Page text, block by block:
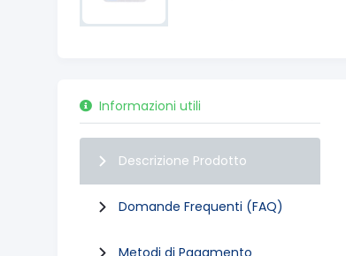
Informazioni utili
Descrizione Prodotto
Domande Frequenti (FAQ)
Metodi di Pagamento